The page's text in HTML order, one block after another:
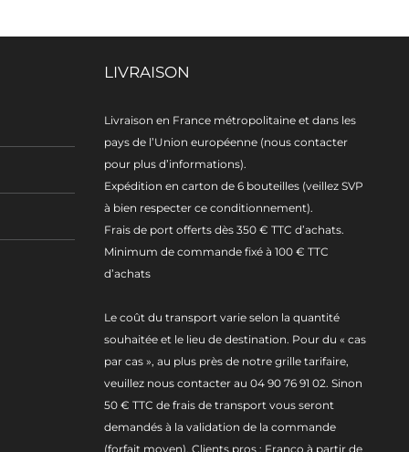
LIVRAISON
Livraison en France métropolitaine et dans les
pays de l’Union européenne (nous contacter
pour plus d’informations).
Expédition en carton de 6 bouteilles (veillez SVP
à bien respecter ce conditionnement).
Frais de port offerts dès 350 € TTC d’achats.
Minimum de commande fixé à 100 € TTC
d’achats
Le coût du transport varie selon la quantité
souhaitée et le lieu de destination. Pour du « cas
par cas », au plus près de notre grille tarifaire,
veuillez nous contacter au 04 90 76 91 02. Sinon
50 € TTC de frais de transport vous seront
demandés à la validation de la commande
(forfait moyen). Clients pros : Franco à partir de